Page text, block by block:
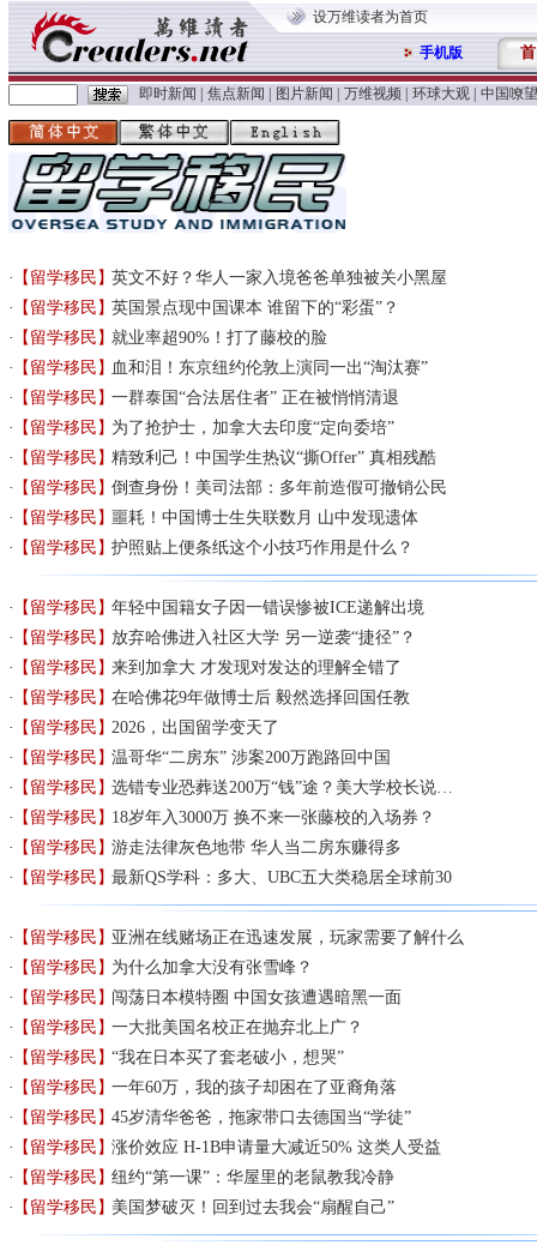
设万维读者为首页
手机版 首
即时新闻 焦点新闻 图片新闻 万维视频 环球大观 中国嘹望
【留学移民】英文不好？华人一家入境爸爸单独被关小黑屋
【留学移民】英国景点现中国课本 谁留下的“彩蛋”？
【留学移民】就业率超90%！打了藤校的脸
【留学移民】 血和泪！东京纽约伦敦上演同一出“淘汰赛”
【留学移民】一群泰国“合法居住者” 正在被悄悄清退
【留学移民】为了抢护士，加拿大去印度“定向委培”
【留学移民】精致利己！中国学生热议“撕Offer” 真相残酷
【留学移民】倒查身份！美司法部：多年前造假可撤销公民
【留学移民】噩耗！中国博士生失联数月 山中发现遗体
【留学移民】护照贴上便条纸这个小技巧作用是什么？
【留学移民】年轻中国籍女子因一错误惨被ICE递解出境
【留学移民】放弃哈佛进入社区大学 另一逆袭“捷径”？
【留学移民】来到加拿大 才发现对发达的理解全错了
【留学移民】在哈佛花9年做博士后 毅然选择回国任教
【留学移民】2026，出国留学变天了
【留学移民】温哥华“二房东” 涉案200万跑路回中国
【留学移民】选错专业恐葬送200万“钱”途？美大学校长说…
【留学移民】18岁年入3000万 换不来一张藤校的入场券？
【留学移民】游走法律灰色地带 华人当二房东赚得多
【留学移民】最新QS学科：多大、UBC五大类稳居全球前30
【留学移民】亚洲在线赌场正在迅速发展，玩家需要了解什么
【留学移民】为什么加拿大没有张雪峰？
【留学移民】闯荡日本模特圈 中国女孩遭遇暗黑一面
【留学移民】一大批美国名校正在抛弃北上广？
【留学移民】“我在日本买了套老破小，想哭”
【留学移民】一年60万，我的孩子却困在了亚裔角落
【留学移民】45岁清华爸爸，拖家带口去德国当“学徒”
【留学移民】涨价效应 H-1B申请量大减近50% 这类人受益
【留学移民】纽约“第一课”：华屋里的老鼠教我冷静
【留学移民】美国梦破灭！回到过去我会“扇醒自己”